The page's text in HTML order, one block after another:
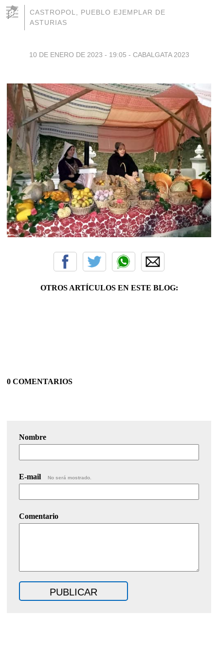
CASTROPOL, PUEBLO EJEMPLAR DE
ASTURIAS
10 DE ENERO DE 2023 - 19:05 - CABALGATA 2023
OTROS ARTÍCULOS EN ESTE BLOG:
0 COMENTARIOS
Nombre
E-mail No será mostrado.
Comentario